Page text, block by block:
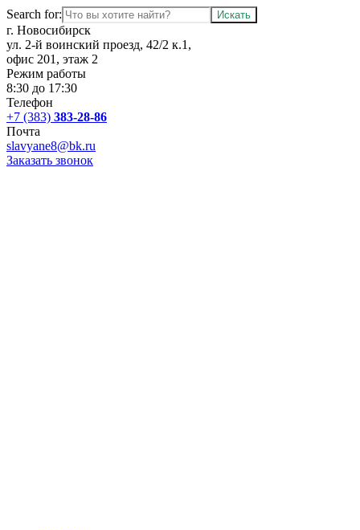
Search for:
г. Новосибирск
ул. 2-й воинский проезд, 42/2 к.1,
офис 201, этаж 2
Режим работы
8:30 до 17:30
Телефон
+7 (383) 383-28-86
Почта
slavyane8@bk.ru
Заказать звонок